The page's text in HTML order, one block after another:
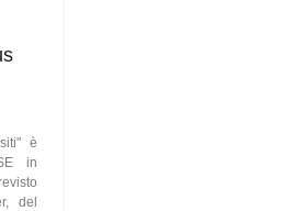
è
in
del